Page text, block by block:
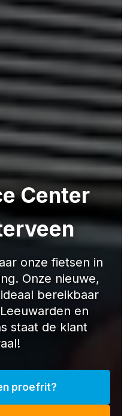
Center
onze fietsen in
Onze nieuwe,
bereikbaar
en
staat de klant
proefrit?